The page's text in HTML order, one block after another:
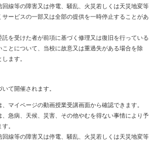
回線等の障害又は停電、騒乱、火災若しくは天災地変等
ービスの一部又は全部の提供を一時停止することがあ
託を受けた者が前項に基づく修理又は復旧を行っている
とについて、当校に故意又は重過失がある場合を除
ます。
て開催されます。
マイページの動画授業受講画面から確認できます。
、急病、天候、災害、その他やむを得ない事情により予
。
回線等の障害又は停電、騒乱、火災若しくは天災地変等